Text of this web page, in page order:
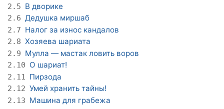
2.5 В дворике
2.6 Дедушка миршаб
2.7 Налог за износ кандалов
2.8 Хозяева шариата
2.9 Мулла — мастак ловить воров
2.10 О шариат!
2.11 Пирзода
2.12 Умей хранить тайны!
2.13 Машина для грабежа